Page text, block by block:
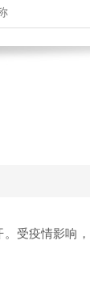
受疫情影响